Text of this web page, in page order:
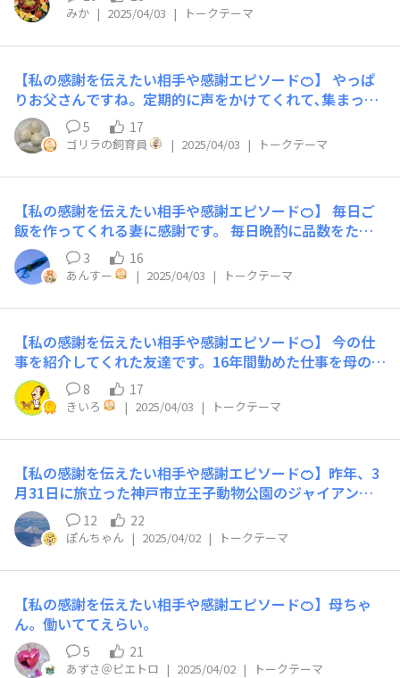
で…見送りの「いってらっしゃい」、帰宅時の「お疲れ
様」を大事にしています♡押し付けがましくなく、日頃の
感謝が伝わればいいのですが…。笑
みか | 2025/04/03 | トークテーマ
【私の感謝を伝えたい相手や感謝エピソード🍊】 やっぱ
りお父さんですね。定期的に声をかけてくれて､集まって
楽しく遊んだり、食事に誘ってくれて近況報告し合った
り、まめなお父さんのおかげで家族みんな仲よくやって行
けてるんだなって思います。
5 17
ゴリラの飼育員 | 2025/04/03 | トークテーマ
【私の感謝を伝えたい相手や感謝エピソード🍊】 毎日ご
飯を作ってくれる妻に感謝です。 毎日晩酌に品数をたく
さん用意してくれてるのを結婚してからずっとやってくれ
てるのがありがたいです。
3 16
あんすー | 2025/04/03 | トークテーマ
【私の感謝を伝えたい相手や感謝エピソード🍊】 今の仕
事を紹介してくれた友達です。16年間勤めた仕事を母のお
世話をするために辞めましたが、少しはまた違う仕事を続
けたいと思っていました。今の私に最適な勤務時間の仕事
を紹介してくれたおかげで、充実した毎日が過ごせていま
す。介護や孫や仕事の事など何でも気軽に相談できるし、
ってくれます。これからも末長くおつきあいをお願いした
いです。
8 17
きいろ | 2025/04/03 | トークテーマ
【私の感謝を伝えたい相手や感謝エピソード🍊】昨年、3
月31日に旅立った神戸市立王子動物公園のジャイアント
パンダ旦旦（神戸のお嬢さま・タンタン）です。 タンち
ゃんの28年間の生涯を思うと涙があふれて止まらなくな
るのですが・・・日本に、神戸に来てくれて、いつも優し
く、そっと寄りそってくれて・・・心からの愛と感謝とあ
されていた飼育員さん～おつかれさまでした、と感謝と敬
愛の思いを お伝えしたい今年の春です🌸 タンちゃん、
「#また明日ね」
12 22
ぽんちゃん | 2025/04/02 | トークテーマ
【私の感謝を伝えたい相手や感謝エピソード🍊】母ちゃ
ん。働いててえらい。
5 21
あずさ＠ピエトロ | 2025/04/02 | トークテーマ